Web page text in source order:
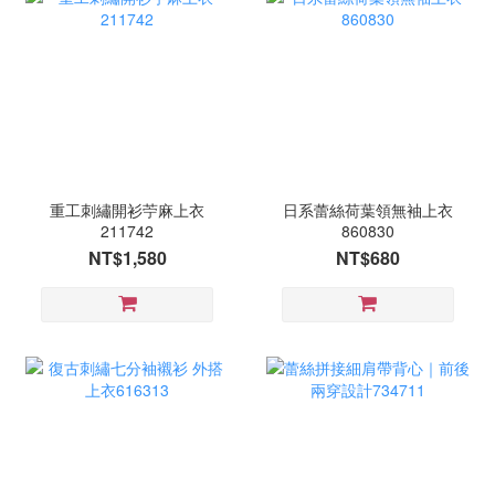
重工刺繡開衫苧麻上衣
211742
NT$1,580
日系蕾絲荷葉領無袖上衣
860830
NT$680